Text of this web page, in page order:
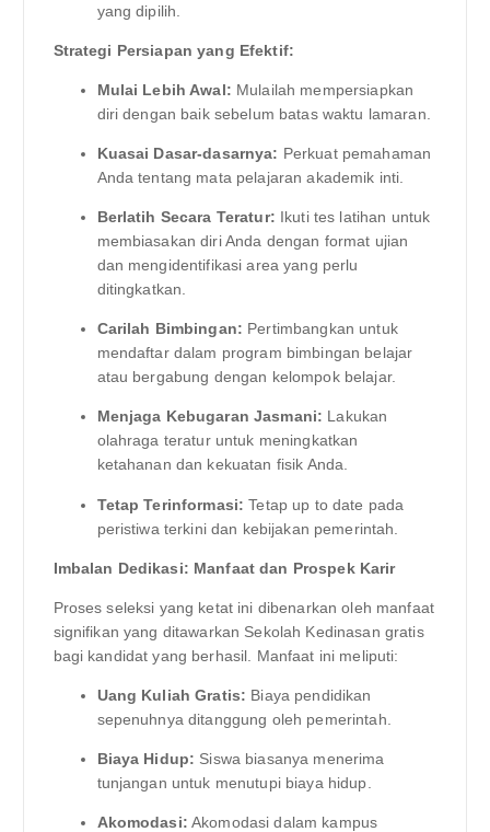
yang dipilih.
Strategi Persiapan yang Efektif:
Mulai Lebih Awal: Mulailah mempersiapkan
diri dengan baik sebelum batas waktu lamaran.
Kuasai Dasar-dasarnya: Perkuat pemahaman
Anda tentang mata pelajaran akademik inti.
Berlatih Secara Teratur: Ikuti tes latihan untuk
membiasakan diri Anda dengan format ujian
dan mengidentifikasi area yang perlu
ditingkatkan.
Carilah Bimbingan: Pertimbangkan untuk
mendaftar dalam program bimbingan belajar
atau bergabung dengan kelompok belajar.
Menjaga Kebugaran Jasmani: Lakukan
olahraga teratur untuk meningkatkan
ketahanan dan kekuatan fisik Anda.
Tetap Terinformasi: Tetap up to date pada
peristiwa terkini dan kebijakan pemerintah.
Imbalan Dedikasi: Manfaat dan Prospek Karir
Proses seleksi yang ketat ini dibenarkan oleh manfaat
signifikan yang ditawarkan Sekolah Kedinasan gratis
bagi kandidat yang berhasil. Manfaat ini meliputi:
Uang Kuliah Gratis: Biaya pendidikan
sepenuhnya ditanggung oleh pemerintah.
Biaya Hidup: Siswa biasanya menerima
tunjangan untuk menutupi biaya hidup.
Akomodasi: Akomodasi dalam kampus